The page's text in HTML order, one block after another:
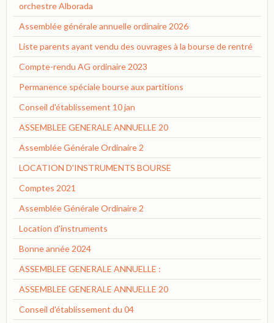
orchestre Alborada
Assemblée générale annuelle ordinaire 2026
Liste parents ayant vendu des ouvrages à la bourse de rentré
Compte-rendu AG ordinaire 2023
Permanence spéciale bourse aux partitions
Conseil d'établissement 10 jan
ASSEMBLEE GENERALE ANNUELLE 20
Assemblée Générale Ordinaire 2
LOCATION D'INSTRUMENTS BOURSE
Comptes 2021
Assemblée Générale Ordinaire 2
Location d'instruments
Bonne année 2024
ASSEMBLEE GENERALE ANNUELLE :
ASSEMBLEE GENERALE ANNUELLE 20
Conseil d'établissement du 04